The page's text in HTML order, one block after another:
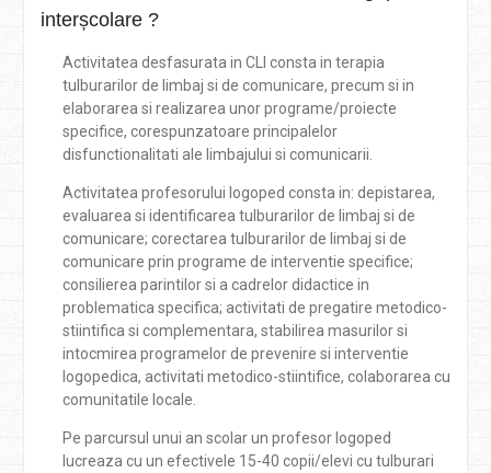
interșcolare ?
Activitatea desfasurata in CLI consta in terapia
tulburarilor de limbaj si de comunicare, precum si in
elaborarea si realizarea unor programe/proiecte
specifice, corespunzatoare principalelor
disfunctionalitati ale limbajului si comunicarii.
Activitatea profesorului logoped consta in: depistarea,
evaluarea si identificarea tulburarilor de limbaj si de
comunicare; corectarea tulburarilor de limbaj si de
comunicare prin programe de interventie specifice;
consilierea parintilor si a cadrelor didactice in
problematica specifica; activitati de pregatire metodico-
stiintifica si complementara, stabilirea masurilor si
intocmirea programelor de prevenire si interventie
logopedica, activitati metodico-stiintifice, colaborarea cu
comunitatile locale.
Pe parcursul unui an scolar un profesor logoped
lucreaza cu un efectivele 15-40 copii/elevi cu tulburari